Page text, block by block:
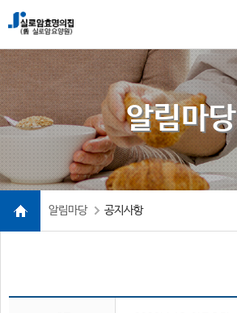
알림마당
알림마당 공지사항